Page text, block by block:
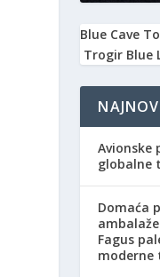
Blue Cave
Trogir Blue
Avionske
globalne
Domaća
Fagus
moderne